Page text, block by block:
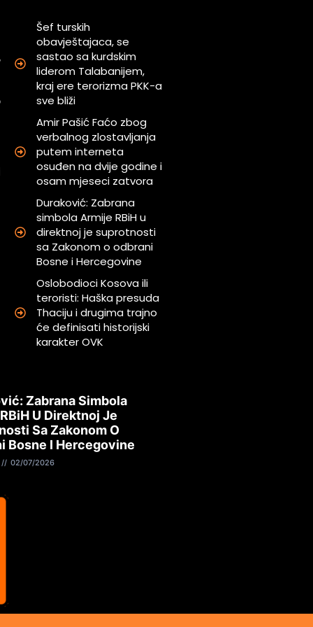
Šef turskih
obavještajaca, se
sastao sa kurdskim
liderom Talabanijem,
kraj ere terorizma PKK-a
sve bliži
Amir Pašić Faćo zbog
verbalnog zlostavljanja
putem interneta
osuđen na dvije godine i
osam mjeseci zatvora
Duraković: Zabrana
simbola Armije RBiH u
direktnoj je suprotnosti
sa Zakonom o odbrani
Bosne i Hercegovine
Oslobodioci Kosova ili
teroristi: Haška presuda
Thaciju i drugima trajno
će definisati historijski
karakter OVK
Zabrana Simbola
U Direktnoj Je
Sa Zakonom O
Bosne I Hercegovine
02/07/2026